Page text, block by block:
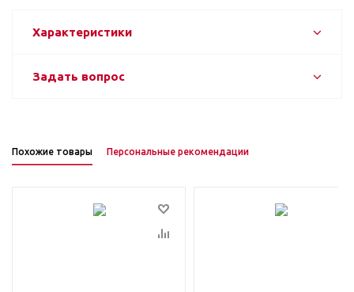
Характеристики
Задать вопрос
Похожие товары Персональные рекомендации